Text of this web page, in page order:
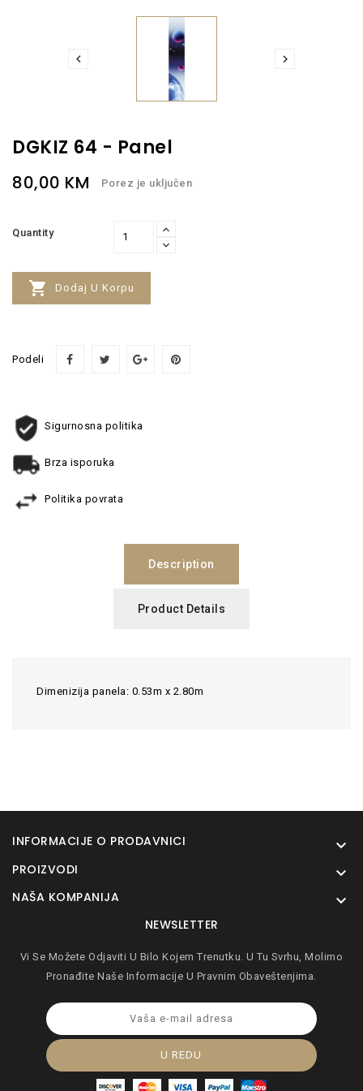
 
DGKIZ 64 - Panel
80,00 KM Porez je uključen
Quantity
 Dodaj U Korpu
Podeli
Sigurnosna politika
Brza isporuka
Politika povrata
Description
Product Details
Dimenizija panela: 0.53m x 2.80m
INFORMACIJE O PRODAVNICI 
PROIZVODI 
NAŠA KOMPANIJA 
NEWSLETTER
Vi Se Možete Odjaviti U Bilo Kojem Trenutku. U Tu Svrhu, Molimo
Pronađite Naše Informacije U Pravnim Obaveštenjima.